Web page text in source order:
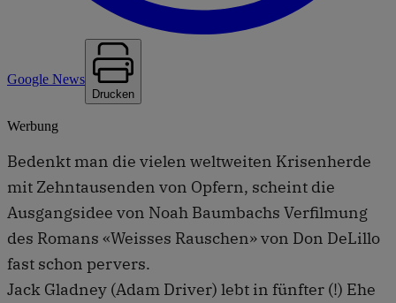
Google News
Drucken
Werbung
Bedenkt man die vielen weltweiten Krisenherde
mit Zehntausenden von Opfern, scheint die
Ausgangsidee von Noah Baumbachs Verfilmung
des Romans «Weisses Rauschen» von Don DeLillo
fast schon pervers.
Jack Gladney (Adam Driver) lebt in fünfter (!) Ehe